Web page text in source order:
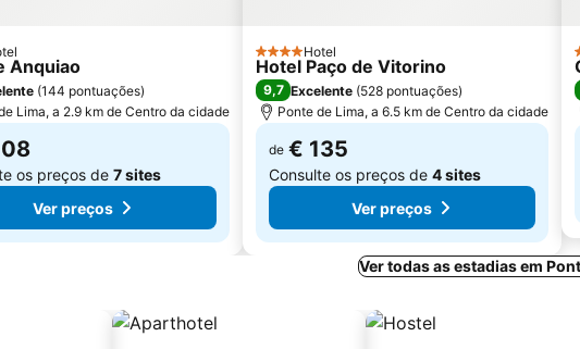
Anquiao
(144 pontuações)
Lima, a 2.9 km de Centro da cidade
os preços de 7 sites
Ver preços
4 Estrelas
Hotel
Hotel Paço de Vitorino
9,7 Excelente (528 pontuações)
Ponte de Lima, a 6.5 km de Centro da cidade
de € 135
Consulte os preços de 4 sites
Ver preços
Ver todas as estadias em